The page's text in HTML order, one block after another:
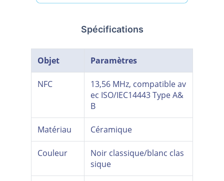
Spécifications
Objet Paramètres
NFC
13,56 MHz, compatible av
ec ISO/IEC14443 Type A&
B
Matériau Céramique
Couleur
Noir classique/blanc clas
sique